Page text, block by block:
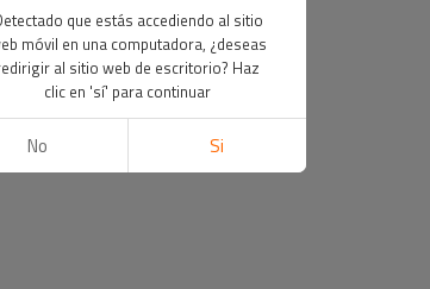
que estás accediendo al sitio
móvil en una computadora, ¿deseas
al sitio web de escritorio? Haz
clic en 'sí' para continuar
No Si